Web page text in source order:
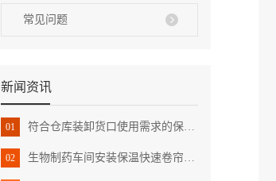
常见问题
新闻资讯
01 符合仓库装卸货口使用需求的保温卷帘门
02 生物制药车间安装保温快速卷帘门有哪些好处